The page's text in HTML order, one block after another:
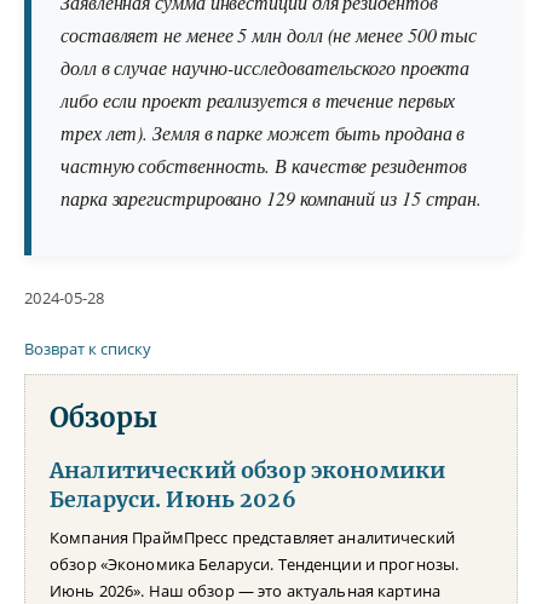
составляет не менее 5 млн долл (не менее 500 тыс
долл в случае научно-исследовательского проекта
либо если проект реализуется в течение первых
трех лет). Земля в парке может быть продана в
частную собственность. В качестве резидентов
парка зарегистрировано 129 компаний из 15 стран.
2024-05-28
Возврат к списку
Обзоры
Аналитический обзор экономики
Беларуси. Июнь 2026
Компания ПраймПресс представляет аналитический
обзор «Экономика Беларуси. Тенденции и прогнозы.
Июнь 2026». Наш обзор — это актуальная картина